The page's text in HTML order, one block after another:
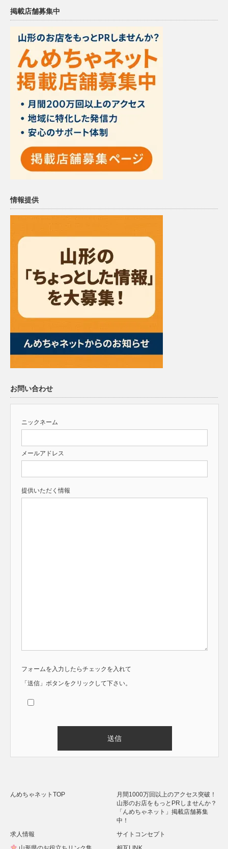
掲載店舗募集中
情報提供
お問い合わせ
ニックネーム
メールアドレス
提供いただく情報
フォームを入力したらチェックを入れて
「送信」ボタンをクリックして下さい。
んめちゃネットTOP
月間1000万回以上のアクセス突破！
山形のお店をもっとPRしませんか？
「んめちゃネット」掲載店舗募集
中！
求人情報
サイトコンセプト